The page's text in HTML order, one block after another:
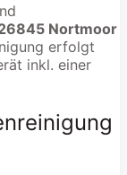
Nortmoor
erfolgt
inkl. einer